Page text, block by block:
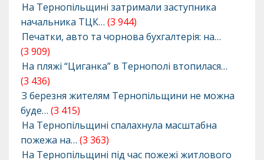
На Тернопільщині затримали заступника
начальника ТЦК… (3 944)
Печатки, авто та чорнова бухгалтерія: на…
(3 909)
На пляжі “Циганка” в Тернополі втопилася…
(3 436)
З березня жителям Тернопільщини не можна
буде… (3 415)
На Тернопільщині спалахнула масштабна
пожежа на… (3 363)
На Тернопільщині під час пожежі житлового